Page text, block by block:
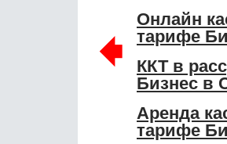
Онлайн
тарифе
ККТ в
Бизнес в
Аренда
тарифе
🠸